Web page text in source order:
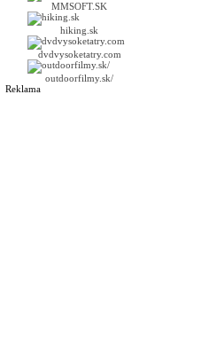
MMSOFT.SK
hiking.sk
dvdvysoketatry.com
outdoorfilmy.sk/
Reklama